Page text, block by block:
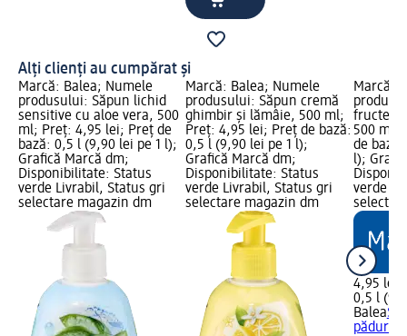
Alți clienți au cumpărat și
Marcă: Balea; Numele
produsului: Săpun lichid
sensitive cu aloe vera, 500
ml; Preț: 4,95 lei; Preț de
bază: 0,5 l (9,90 lei pe 1 l);
Grafică Marcă dm;
Disponibilitate: Status
verde Livrabil, Status gri
selectare magazin dm
Marcă: Balea; Numele
produsului: Săpun cremă
ghimbir și lămâie, 500 ml;
Preț: 4,95 lei; Preț de bază:
0,5 l (9,90 lei pe 1 l);
Grafică Marcă dm;
Disponibilitate: Status
verde Livrabil, Status gri
selectare magazin dm
Marcă:
fructe
500 ml;
de
l);
verde
4,95 lei
0,5 l
Balea
pădure